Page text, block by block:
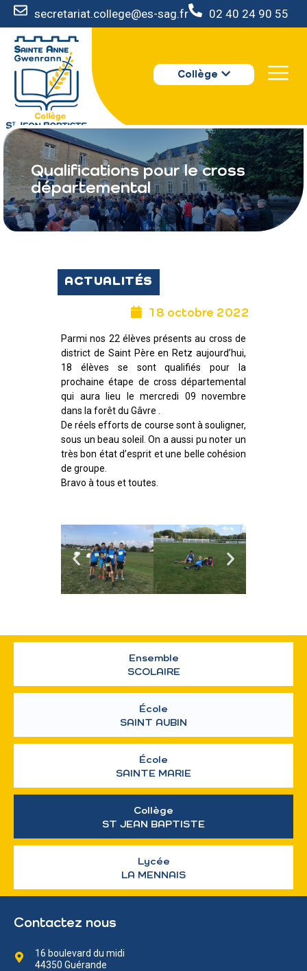
secretariat.college@es-sag.fr 02 40 24 90 55
Collège
Qualifications pour le cross
départemental
LE COLLÈGE
S’INSCRIRE
VIE AU COLLÈGE
VOTRE ESPACE
NOUS CONTACTER
ACTUALITÉS
18 octobre 2022
Parmi nos 22 élèves présents au cross de
district de Saint Père en Retz aujourd’hui,
18 élèves se sont qualifiés pour la
prochaine étape de cross départemental
qui aura lieu le mercredi 09 novembre
dans la forêt du Gâvre .
De réels efforts de course sont à souligner,
sous un beau soleil. On a aussi pu noter un
très bon état d’esprit et une belle cohésion
de groupe.
Bravo à tous et toutes.
Ensemble
SCOLAIRE
École
SAINT AUBIN
École
SAINTE MARIE
Collège
ST JEAN BAPTISTE
Lycée
LA MENNAIS
Contactez nous
16 boulevard du midi
44350 Guérande